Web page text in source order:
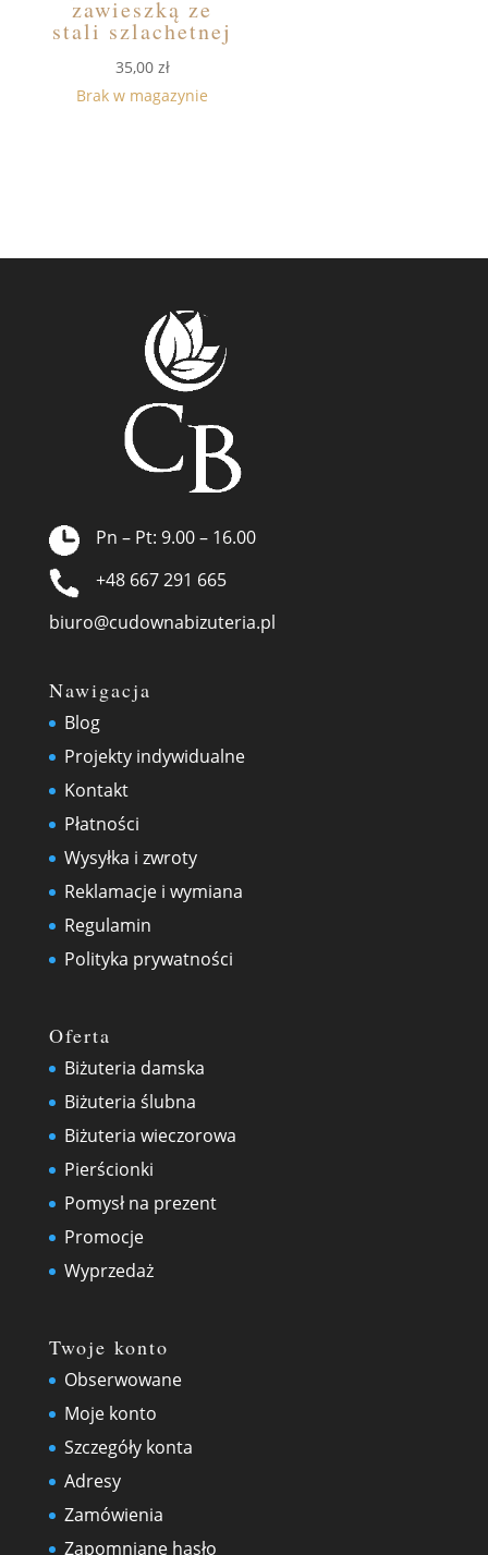
zawieszką ze
stali szlachetnej
35,00 zł
Brak w magazynie
Pn – Pt: 9.00 – 16.00
+48 667 291 665
biuro@cudownabizuteria.pl
Nawigacja
Blog
Projekty indywidualne
Kontakt
Płatności
Wysyłka i zwroty
Reklamacje i wymiana
Regulamin
Polityka prywatności
Oferta
Biżuteria damska
Biżuteria ślubna
Biżuteria wieczorowa
Pierścionki
Pomysł na prezent
Promocje
Wyprzedaż
Twoje konto
Obserwowane
Moje konto
Szczegóły konta
Adresy
Zamówienia
Zapomniane hasło